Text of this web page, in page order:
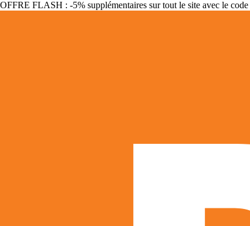
OFFRE FLASH : -5% supplémentaires sur tout le site avec le code